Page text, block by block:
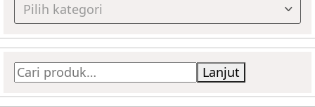
Pilih kategori
Pencarian
untuk:
Lanjut